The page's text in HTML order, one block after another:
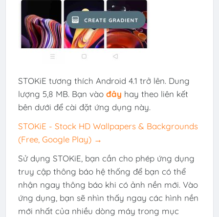
STOKiE tương thích Android 4.1 trở lên. Dung
lượng 5,8 MB. Bạn vào đây hay theo liên kết
bên dưới để cài đặt ứng dụng này.
STOKiE - Stock HD Wallpapers & Backgrounds
(Free, Google Play) →
Sử dụng STOKiE, bạn cần cho phép ứng dụng
truy cập thông báo hệ thống để bạn có thể
nhận ngay thông báo khi có ảnh nền mới. Vào
ứng dụng, bạn sẽ nhìn thấy ngay các hình nền
mới nhất của nhiều dòng máy trong mục